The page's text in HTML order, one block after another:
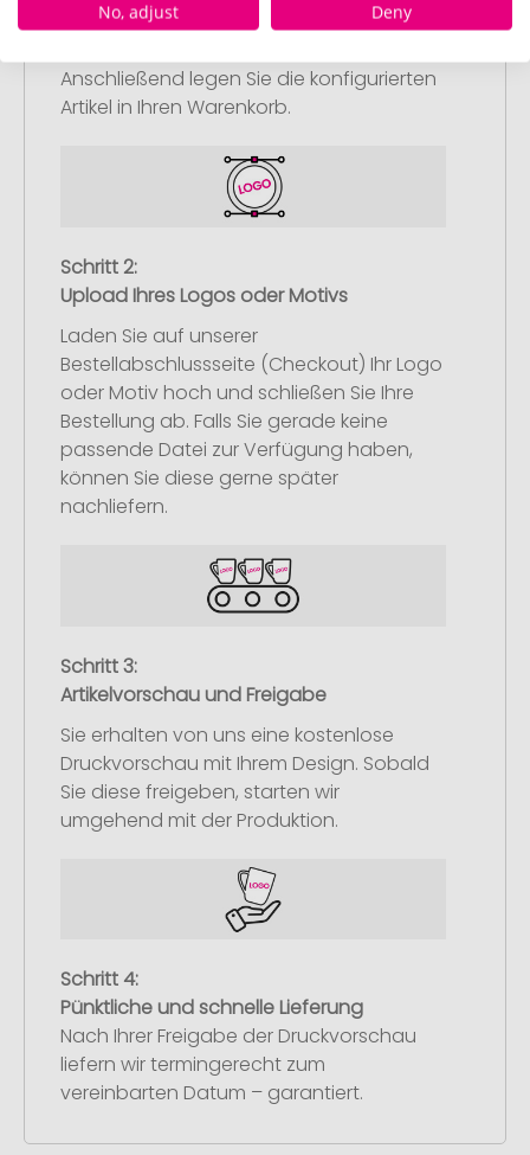
Werbeartikel aus und passen Sie diese
Anschließend legen Sie die konfigurierten
Artikel in Ihren Warenkorb.
Schritt 2:
Upload Ihres Logos oder Motivs
Laden Sie auf unserer
Bestellabschlussseite (Checkout) Ihr Logo
oder Motiv hoch und schließen Sie Ihre
Bestellung ab. Falls Sie gerade keine
passende Datei zur Verfügung haben,
können Sie diese gerne später
nachliefern.
Schritt 3:
Artikelvorschau und Freigabe
Sie erhalten von uns eine kostenlose
Druckvorschau mit Ihrem Design. Sobald
Sie diese freigeben, starten wir
umgehend mit der Produktion.
Schritt 4:
Pünktliche und schnelle Lieferung
Nach Ihrer Freigabe der Druckvorschau
liefern wir termingerecht zum
vereinbarten Datum – garantiert.
No, adjust
Deny